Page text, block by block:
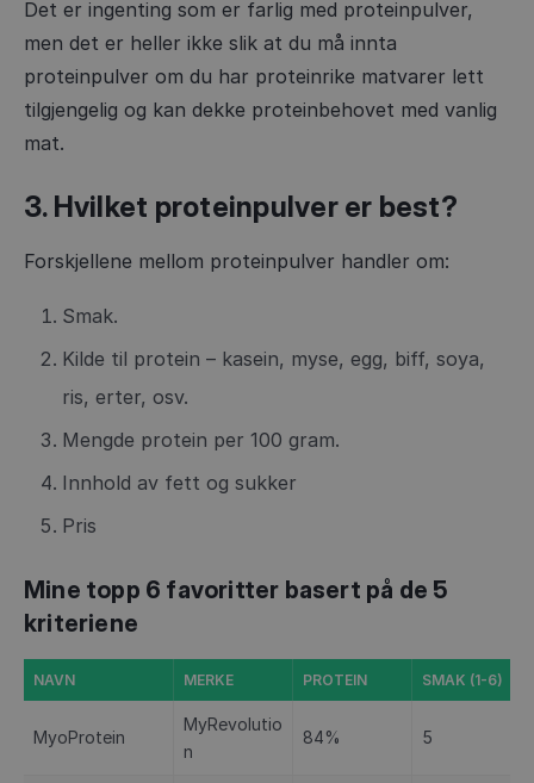
Det er ingenting som er farlig med proteinpulver,
men det er heller ikke slik at du må innta
proteinpulver om du har proteinrike matvarer lett
tilgjengelig og kan dekke proteinbehovet med vanlig
mat.
3. Hvilket proteinpulver er best?
Forskjellene mellom proteinpulver handler om:
Smak.
Kilde til protein – kasein, myse, egg, biff, soya,
ris, erter, osv.
Mengde protein per 100 gram.
Innhold av fett og sukker
Pris
Mine topp 6 favoritter basert på de 5
kriteriene
NAVN MERKE PROTEIN SMAK (1-6)
MyoProtein
MyRevolutio
n
84% 5